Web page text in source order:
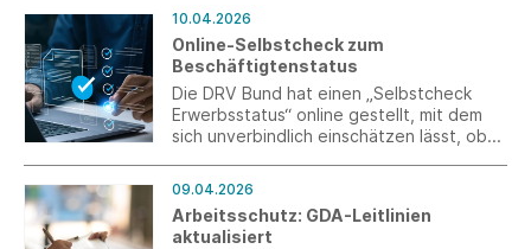
10.04.2026
Online-Selbstcheck zum
Beschäftigtenstatus
Die DRV Bund hat einen „Selbstcheck
Erwerbsstatus“ online gestellt, mit dem
sich unverbindlich einschätzen lässt, ob
Beschäftigung oder selbstständige
Tätigkeit besteht.
09.04.2026
Arbeitsschutz: GDA-Leitlinien
aktualisiert